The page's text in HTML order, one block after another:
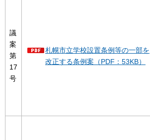
議
案
第
17
号
札幌市立学校設置条例等の一部を
改正する条例案（PDF：53KB）